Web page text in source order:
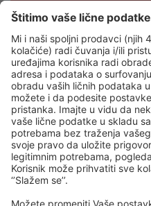
Žao nam je, ne
rezultate
Pokušajte još jednom kad
Copyright © eSky.rs. Sva prava